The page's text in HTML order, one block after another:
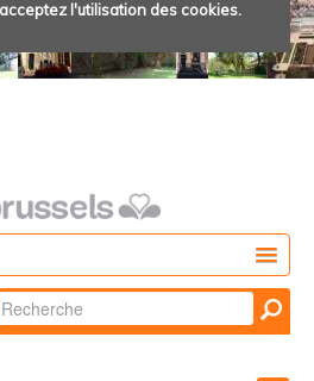
l'utilisation des cookies.
par